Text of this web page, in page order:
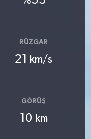
RÜZGAR
21 km/s
GÖRÜŞ
10 km